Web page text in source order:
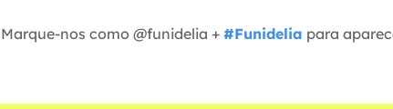
nos como @funidelia + #Funidelia para